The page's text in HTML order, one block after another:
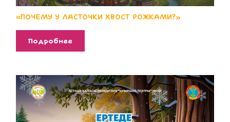
«ПОЧЕМУ У ЛАСТОЧКИ ХВОСТ РОЖКАМИ?»
Подробнее